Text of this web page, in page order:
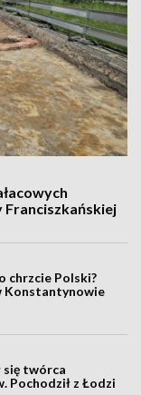
Franciszkańskiej
chrzcie Polski?
Konstantynowie
się twórca
Pochodził z Łodzi